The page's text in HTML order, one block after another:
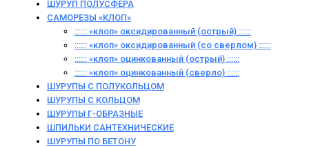
ШУРУП ПОЛУСФЕРА
САМОРЕЗЫ «КЛОП»
:::::: «клоп» оксидированный (острый) ::::::
:::::: «клоп» оксидированный (со сверлом) ::::::
:::::: «клоп» оцинкованный (острый) ::::::
:::::: «клоп» оцинкованный (сверло) ::::::
ШУРУПЫ С ПОЛУКОЛЬЦОМ
ШУРУПЫ С КОЛЬЦОМ
ШУРУПЫ Г-ОБРАЗНЫЕ
ШПИЛЬКИ САНТЕХНИЧЕСКИЕ
ШУРУПЫ ПО БЕТОНУ